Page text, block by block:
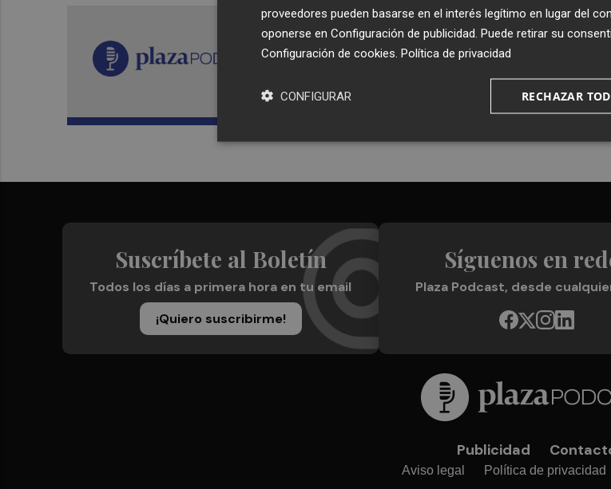
Recibe toda la
Plaza Podcast en tu
Suscríbete al Boletín
Todos los días a primera hora en tu email
¡Quiero suscribirme!
Síguenos en
Plaza Podcast, desde
Publicidad
Aviso legal Política de privacidad
proveedores pueden basarse en el interés legítimo en lugar del
oponerse en Configuración de publicidad . Puede retirar su
Configuración de cookies Política de privacidad
RECHAZAR
CONFIGURAR